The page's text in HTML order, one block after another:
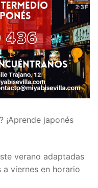
¡Aprende japonés
verano adaptadas
a viernes en horario